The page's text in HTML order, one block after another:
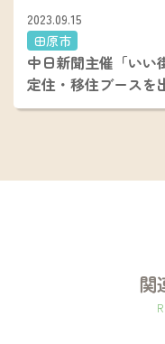
2023.09.15
田原市
中日新聞主催「いい
定住・移住ブースを
関